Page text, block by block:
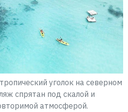
уголок на северном
спрятан под скалой и
атмосферой.